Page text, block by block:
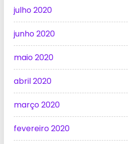
julho 2020
junho 2020
maio 2020
abril 2020
março 2020
fevereiro 2020